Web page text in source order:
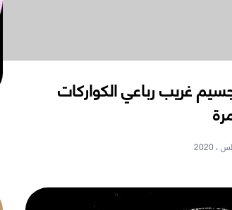
غريب رباعي الكواركات